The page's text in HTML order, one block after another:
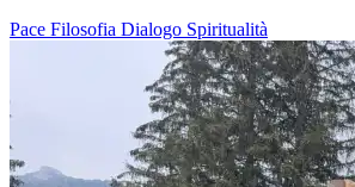
Pace Filosofia Dialogo Spiritualità